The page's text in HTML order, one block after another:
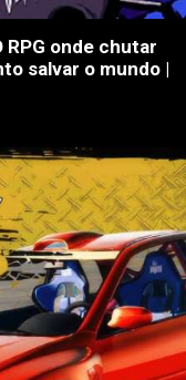
onde chutar
salvar o mundo |